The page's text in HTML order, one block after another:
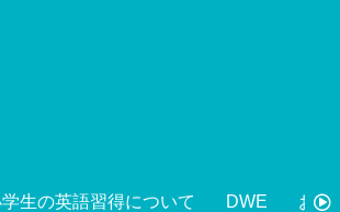
学生の英語習得について DWE おう